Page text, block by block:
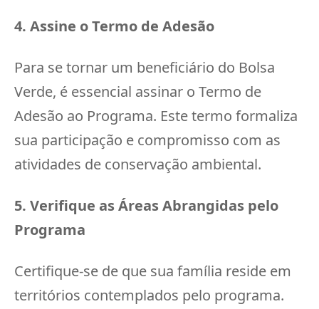
4. Assine o Termo de Adesão
Para se tornar um beneficiário do Bolsa
Verde, é essencial assinar o Termo de
Adesão ao Programa. Este termo formaliza
sua participação e compromisso com as
atividades de conservação ambiental.
5. Verifique as Áreas Abrangidas pelo
Programa
Certifique-se de que sua família reside em
territórios contemplados pelo programa.